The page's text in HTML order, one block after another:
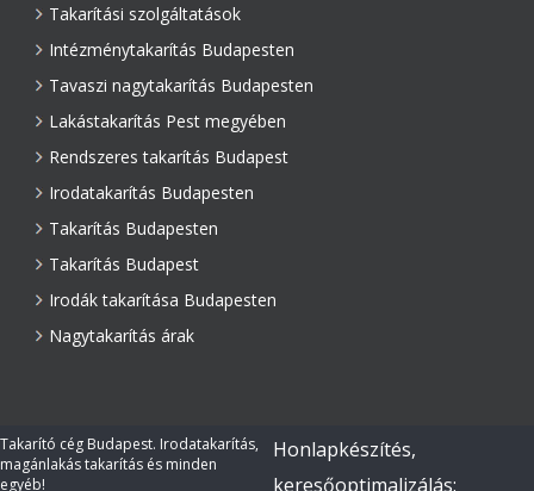
Takarítási szolgáltatások
Intézménytakarítás Budapesten
Tavaszi nagytakarítás Budapesten
Lakástakarítás Pest megyében
Rendszeres takarítás Budapest
Irodatakarítás Budapesten
Takarítás Budapesten
Takarítás Budapest
Irodák takarítása Budapesten
Nagytakarítás árak
Takarító cég Budapest. Irodatakarítás,
magánlakás takarítás és minden
egyéb!
Honlapkészítés,
keresőoptimalizálás: